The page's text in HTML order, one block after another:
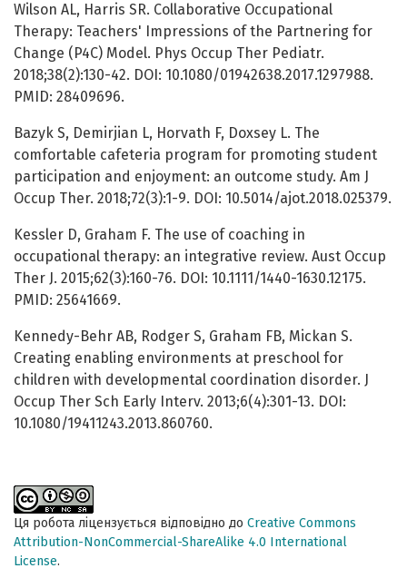
Wilson AL, Harris SR. Collaborative Occupational
Therapy: Teachers' Impressions of the Partnering for
Change (P4C) Model. Phys Occup Ther Pediatr.
2018;38(2):130-42. DOI: 10.1080/01942638.2017.1297988.
PMID: 28409696.
Bazyk S, Demirjian L, Horvath F, Doxsey L. The
comfortable cafeteria program for promoting student
participation and enjoyment: an outcome study. Am J
Occup Ther. 2018;72(3):1-9. DOI: 10.5014/ajot.2018.025379.
Kessler D, Graham F. The use of coaching in
occupational therapy: an integrative review. Aust Occup
Ther J. 2015;62(3):160-76. DOI: 10.1111/1440-1630.12175.
PMID: 25641669.
Kennedy-Behr AB, Rodger S, Graham FB, Mickan S.
Creating enabling environments at preschool for
children with developmental coordination disorder. J
Occup Ther Sch Early Interv. 2013;6(4):301-13. DOI:
10.1080/19411243.2013.860760.
Ця робота ліцензується відповідно до Creative Commons
Attribution-NonCommercial-ShareAlike 4.0 International
License.